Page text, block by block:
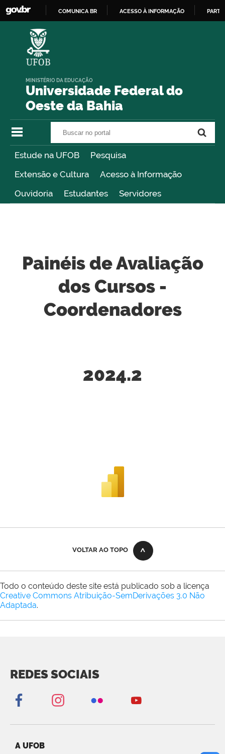
COMUNICA BR ACESSO À INFORMAÇÃO
Universidade Federal do
Oeste da Bahia
MINISTÉRIO DA EDUCAÇÃO
Estude na UFOB
Pesquisa
Extensão e Cultura
Acesso à Informação
Ouvidoria
Estudantes Servidores
Painéis de Avaliação
dos Cursos -
Coordenadores
2024.2
VOLTAR AO TOPO
Todo o conteúdo deste site está publicado sob a licença
Creative Commons Atribuição-SemDerivações 3.0 Não
Adaptada.
REDES SOCIAIS
A UFOB